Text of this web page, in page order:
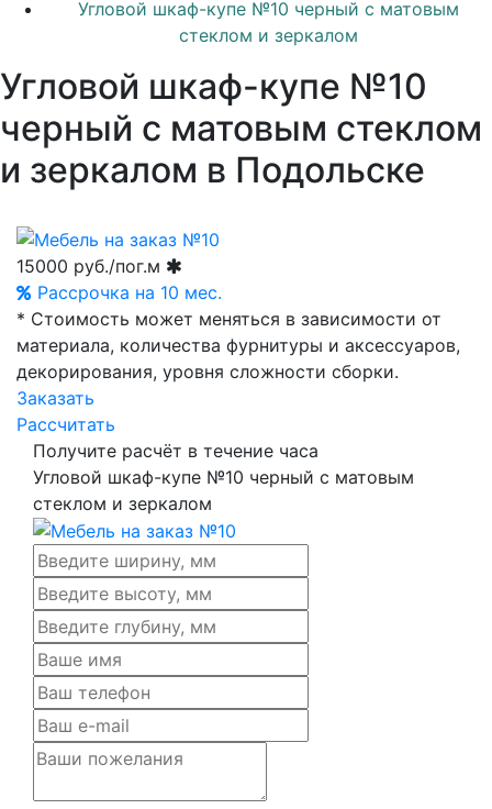
Угловой шкаф-купе №10 черный с матовым
стеклом и зеркалом
Угловой шкаф-купе №10
черный с матовым стеклом
и зеркалом в Подольске
15000 руб./пог.м
Рассрочка на 10 мес.
* Стоимость может меняться в зависимости от
материала, количества фурнитуры и аксессуаров,
декорирования, уровня сложности сборки.
Заказать
Рассчитать
Получите расчёт в течение часа
Угловой шкаф-купе №10 черный с матовым
стеклом и зеркалом